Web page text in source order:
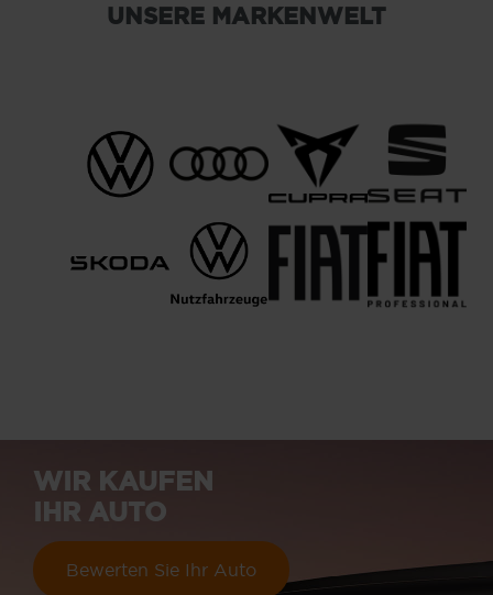
UNSERE MARKENWELT
WIR KAUFEN
IHR AUTO
Bewerten Sie Ihr Auto